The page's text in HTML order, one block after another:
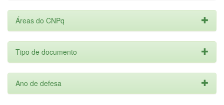
Áreas do CNPq
Tipo de documento
Ano de defesa